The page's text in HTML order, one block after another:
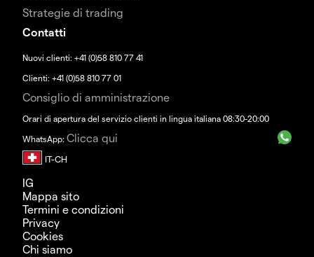
Strategie di trading
Contatti
Nuovi clienti: +41 (0)58 810 77 41
Clienti: +41 (0)58 810 77 01
Consiglio di amministrazione
Orari di apertura del servizio clienti in lingua italiana 08:30-20:00
WhatsApp: Clicca qui
IG
Mappa sito
Termini e condizioni
Privacy
Cookies
Chi siamo